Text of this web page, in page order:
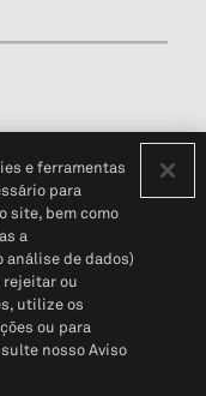
cliente (em inglês)
S&P Global
e ferramentas
para
site, bem como
a
de dados)
rejeitar ou
utilize os
ou para
nosso Aviso